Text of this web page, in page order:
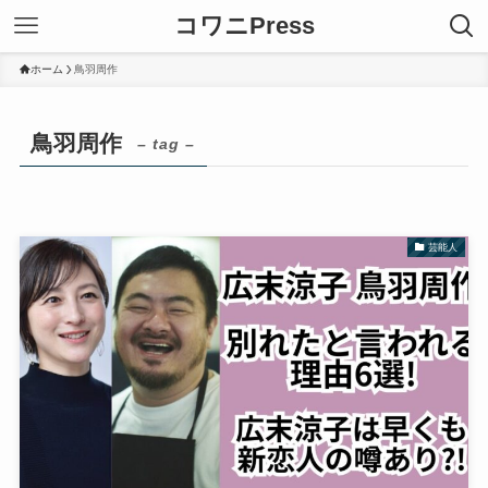
コワニPress
ホーム 鳥羽周作
鳥羽周作 – tag –
芸能人